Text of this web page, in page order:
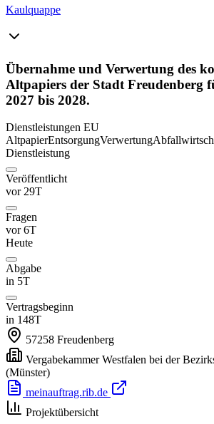
Kaulquappe
Übernahme und Verwertung des
Altpapiers der Stadt Freudenberg
2027 bis 2028.
Dienstleistungen EU
AltpapierEntsorgungVerwertung
Dienstleistung
Veröffentlicht
vor 29T
Fragen
vor 6T
Heute
Abgabe
in 5T
Vertragsbeginn
in 148T
57258 Freudenberg
Vergabekammer Westfalen bei der
(Münster)
meinauftrag.rib.de
Projektübersicht